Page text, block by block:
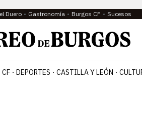
Duero Gastronomía Burgos CF Sucesos
CF DEPORTES CASTILLA Y LEÓN